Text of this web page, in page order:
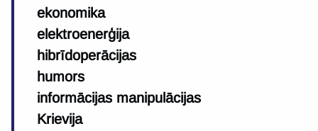
ekonomika
elektroenerģija
hibrīdoperācijas
humors
informācijas manipulācijas
Krievija